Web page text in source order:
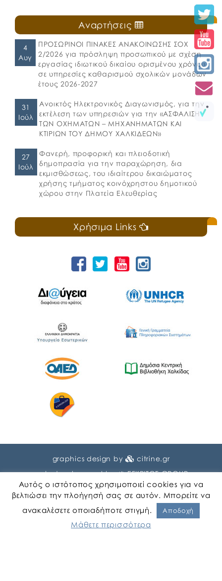
Αναρτήσεις
4
Αυγ
ΠΡΟΣΩΡΙΝΟΙ ΠΙΝΑΚΕΣ ΑΝΑΚΟΙΝΩΣΗΣ ΣΟΧ
2/2026 για πρόσληψη προσωπικού με σχέση
εργασίας ιδιωτικού δικαίου ορισμένου χρόνου
σε υπηρεσίες καθαρισμού σχολικών μονάδων
έτους 2026-2027
31
Ιούλ
Ανοικτός Ηλεκτρονικός Διαγωνισμός, για την
εκτέλεση των υπηρεσιών για την «ΑΣΦΑΛΙΣΗ
ΤΩΝ ΟΧΗΜΑΤΩΝ – ΜΗΧΑΝΗΜΑΤΩΝ ΚΑΙ
ΚΤΙΡΙΩΝ ΤΟΥ ΔΗΜΟΥ ΧΑΛΚΙΔΕΩΝ»
27
Ιούλ
Φανερή, προφορική και πλειοδοτική
δημοπρασία για την παραχώρηση, δια
εκμισθώσεως, του ιδιαίτερου δικαιώματος
χρήσης τμήματος κοινόχρηστου δημοτικού
χώρου στην Πλατεία Ελευθερίας
Χρήσιμα Links
graphics design by
citrine.gr
web development by
ΕΓΚΡΙΤΟΣ GROUP
Αυτός ο ιστότοπος χρησιμοποιεί cookies για να
βελτιώσει την πλοήγησή σας σε αυτόν. Μπορείτε να
ανακαλέσετε οποιαδήποτε στιγμή.
Αποδοχή
Μάθετε περισσότερα